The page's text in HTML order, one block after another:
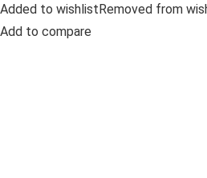
Added to wishlistRemoved from
Add to compare